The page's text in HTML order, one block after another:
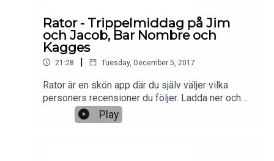
Rator - Trippelmiddag på Jim
och Jacob, Bar Nombre och
Kagges
21:28 | Tuesday, December 5, 2017
Rator är en skön app där du själv väljer vilka
personers recensioner du följer. Ladda ner och
kör! Och lyssna på vad vi tycker!
Play